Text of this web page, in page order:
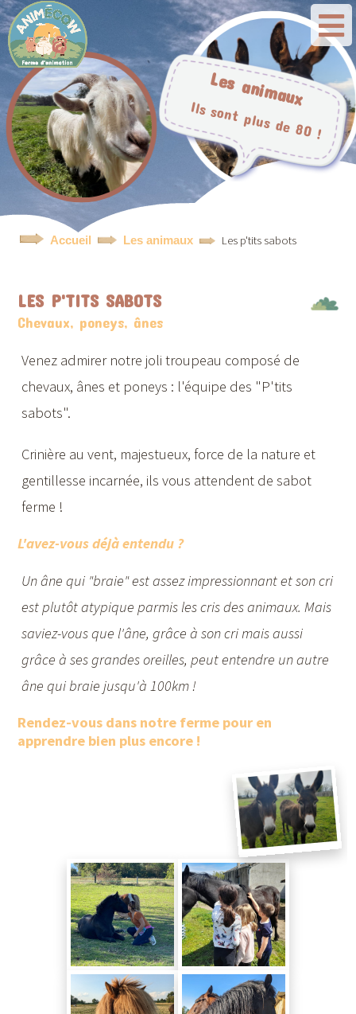
Les animaux
Ils sont plus de 80 !
Accueil Les animaux Les p'tits sabots
LES P'TITS SABOTS
Chevaux, poneys, ânes
Venez admirer notre joli troupeau composé de
chevaux, ânes et poneys : l'équipe des "P'tits
sabots".
Crinière au vent, majestueux, force de la nature et
gentillesse incarnée, ils vous attendent de sabot
ferme !
L'avez-vous déjà entendu ?
Un âne qui "braie" est assez impressionnant et son cri
est plutôt atypique parmis les cris des animaux. Mais
saviez-vous que l'âne, grâce à son cri mais aussi
grâce à ses grandes oreilles, peut entendre un autre
âne qui braie jusqu'à 100km !
Rendez-vous dans notre ferme pour en
apprendre bien plus encore !